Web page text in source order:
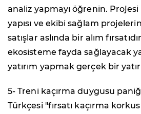
analiz yapmayı öğrenin.
yapısı ve ekibi sağlam
satışlar aslında bir alım
ekosisteme fayda sağlayacak
yatırım yapmak gerçek bir
5- Treni kaçırma duygusu
Türkçesi "fırsatı kaçırma